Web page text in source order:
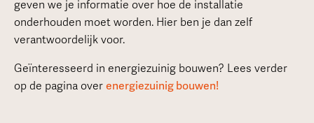
geven we je informatie over hoe de installatie
onderhouden moet worden. Hier ben je dan zelf
verantwoordelijk voor.
Geïnteresseerd in energiezuinig bouwen? Lees verder
op de pagina over energiezuinig bouwen!